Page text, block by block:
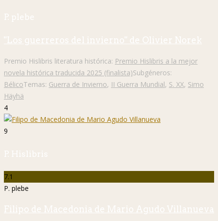
P. plebe
"Los guerreros del invierno" de Olivier Norek
Premio Hislibris literatura histórica: Premio Hislibris a la mejor
novela histórica traducida 2025 (finalista)Subgéneros:
BélicoTemas: Guerra de Invierno, II Guerra Mundial, S. XX, Simo
Häyhä
4
9
P. Hislibris
7.1
P. plebe
Filipo de Macedonia de Mario Agudo Villanueva